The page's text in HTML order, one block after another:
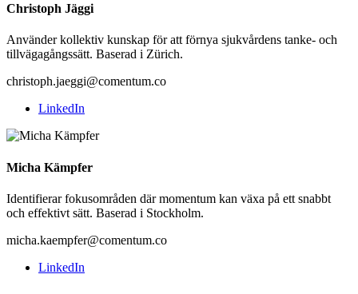
Christoph Jäggi
Använder kollektiv kunskap för att förnya sjukvårdens tanke- och
tillvägagångssätt. Baserad i Zürich.
christoph.jaeggi@comentum.co
LinkedIn
Micha Kämpfer
Identifierar fokusområden där momentum kan växa på ett snabbt
och effektivt sätt. Baserad i Stockholm.
micha.kaempfer@comentum.co
LinkedIn